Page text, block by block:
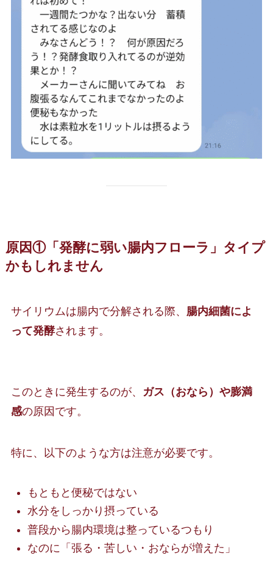
原因①「発酵に弱い腸内フローラ」タイプ
かもしれません
サイリウムは腸内で分解される際、 腸内細菌によ
って発酵されます。
このときに発生するのが、
ガス（おなら）や膨満
感の原因です。
特に、以下のような方は注意が必要です。
もともと便秘ではない
水分をしっかり摂っている
普段から腸内環境は整っているつもり
なのに「張る・苦しい・おならが増えた」